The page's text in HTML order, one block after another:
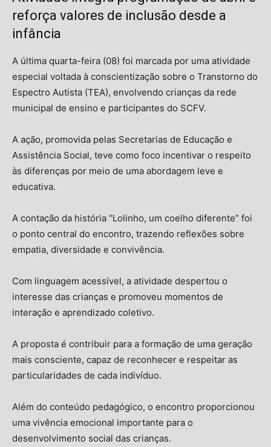
reforça valores de inclusão desde a
infância
A última quarta-feira (08) foi marcada por uma atividade
especial voltada à conscientização sobre o Transtorno do
Espectro Autista (TEA), envolvendo crianças da rede
municipal de ensino e participantes do SCFV.
A ação, promovida pelas Secretarias de Educação e
Assistência Social, teve como foco incentivar o respeito
às diferenças por meio de uma abordagem leve e
educativa.
A contação da história “Lolinho, um coelho diferente” foi
o ponto central do encontro, trazendo reflexões sobre
empatia, diversidade e convivência.
Com linguagem acessível, a atividade despertou o
interesse das crianças e promoveu momentos de
interação e aprendizado coletivo.
A proposta é contribuir para a formação de uma geração
mais consciente, capaz de reconhecer e respeitar as
particularidades de cada indivíduo.
Além do conteúdo pedagógico, o encontro proporcionou
uma vivência emocional importante para o
desenvolvimento social das crianças.